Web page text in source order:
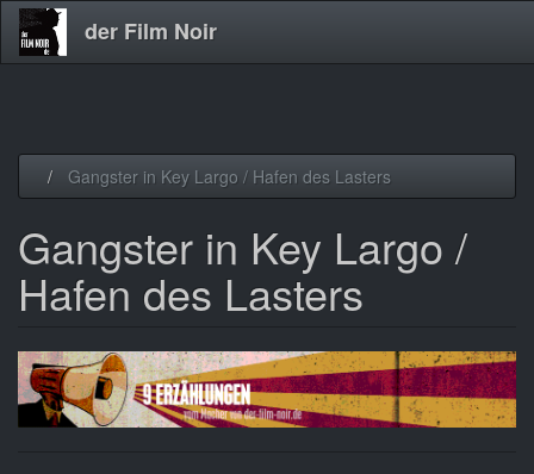
der Film Noir
Gangster in Key Largo / Hafen des Lasters
Gangster in Key Largo /
Hafen des Lasters